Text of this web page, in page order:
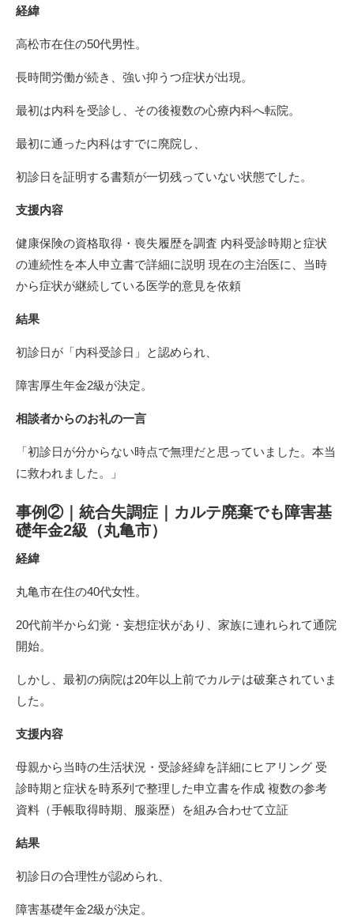
経緯
高松市在住の50代男性。
長時間労働が続き、強い抑うつ症状が出現。
最初は内科を受診し、その後複数の心療内科へ転院。
最初に通った内科はすでに廃院し、
初診日を証明する書類が一切残っていない状態でした。
支援内容
健康保険の資格取得・喪失履歴を調査 内科受診時期と症状
の連続性を本人申立書で詳細に説明 現在の主治医に、当時
から症状が継続している医学的意見を依頼
結果
初診日が「内科受診日」と認められ、
障害厚生年金2級が決定。
相談者からのお礼の一言
「初診日が分からない時点で無理だと思っていました。本当
に救われました。」
事例②｜統合失調症｜カルテ廃棄でも障害基
礎年金2級（丸亀市）
経緯
丸亀市在住の40代女性。
20代前半から幻覚・妄想症状があり、家族に連れられて通院
開始。
しかし、最初の病院は20年以上前でカルテは破棄されていま
した。
支援内容
母親から当時の生活状況・受診経緯を詳細にヒアリング 受
診時期と症状を時系列で整理した申立書を作成 複数の参考
資料（手帳取得時期、服薬歴）を組み合わせて立証
結果
初診日の合理性が認められ、
障害基礎年金2級が決定。